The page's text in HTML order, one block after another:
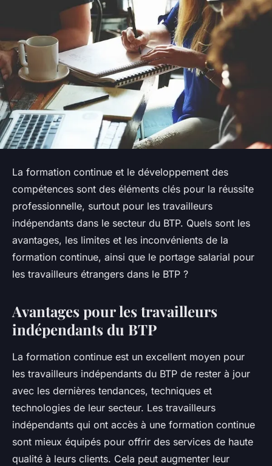
La formation continue et le développement des
compétences sont des éléments clés pour la réussite
professionnelle, surtout pour les travailleurs
indépendants dans le secteur du BTP. Quels sont les
avantages, les limites et les inconvénients de la
formation continue, ainsi que le portage salarial pour
les travailleurs étrangers dans le BTP ?
Avantages pour les travailleurs
indépendants du BTP
La formation continue est un excellent moyen pour
les travailleurs indépendants du BTP de rester à jour
avec les dernières tendances, techniques et
technologies de leur secteur. Les travailleurs
indépendants qui ont accès à une formation continue
sont mieux équipés pour offrir des services de haute
qualité à leurs clients. Cela peut augmenter leur